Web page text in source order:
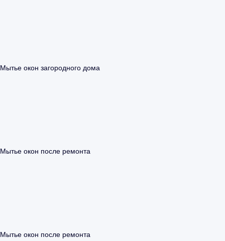
Мытье окон загородного дома
Мытье окон после ремонта
Мытье окон после ремонта